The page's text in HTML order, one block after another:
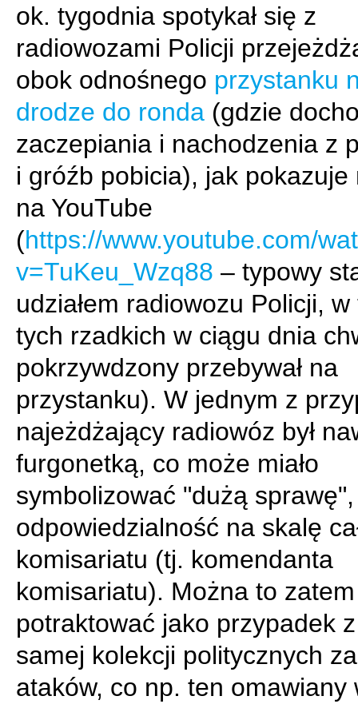
ok. tygodnia spotykał się z
radiowozami Policji
obok odnośnego przystanku
drodze do ronda (gdzie
zaczepiania i nachodzenia z
i gróźb pobicia), jak pokazuje
na YouTube
(https://www.youtube.com/
v=TuKeu_Wzq88 – typowy
udziałem radiowozu Policji,
tych rzadkich w ciągu dnia
pokrzywdzony przebywał na
przystanku). W jednym z
najeżdżający radiowóz był
furgonetką, co może miało
symbolizować "dużą
odpowiedzialność na skalę
komisariatu (tj. komendanta
komisariatu). Można to zatem
potraktować jako przypadek
samej kolekcji politycznych
ataków, co np. ten omawiany